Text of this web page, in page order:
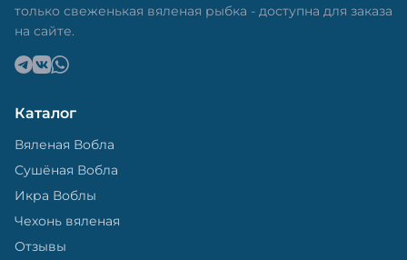
только свеженькая вяленая рыбка - доступна для заказа
на сайте.
Каталог
Вяленая Вобла
Сушёная Вобла
Икра Воблы
Чехонь вяленая
Отзывы